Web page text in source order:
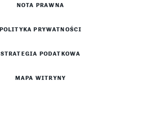
NOTA PRAWNA
POLITYKA PRYWATNOŚCI
STRATEGIA PODATKOWA
MAPA WITRYNY